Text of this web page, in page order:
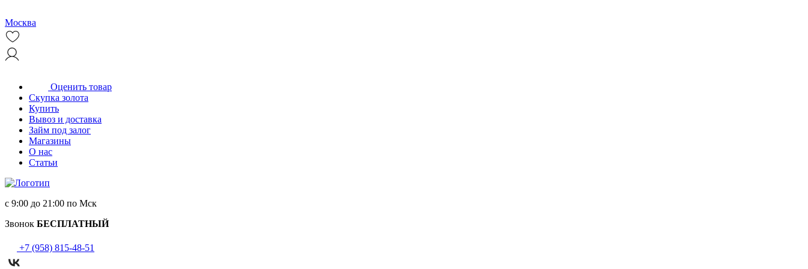
Москва
Оценить товар
Скупка золота
Купить
Вывоз и доставка
Займ под залог
Магазины
О нас
Статьи
с 9:00 до 21:00 по Мск
Звонок БЕСПЛАТНЫЙ
+7 (958) 815-48-51